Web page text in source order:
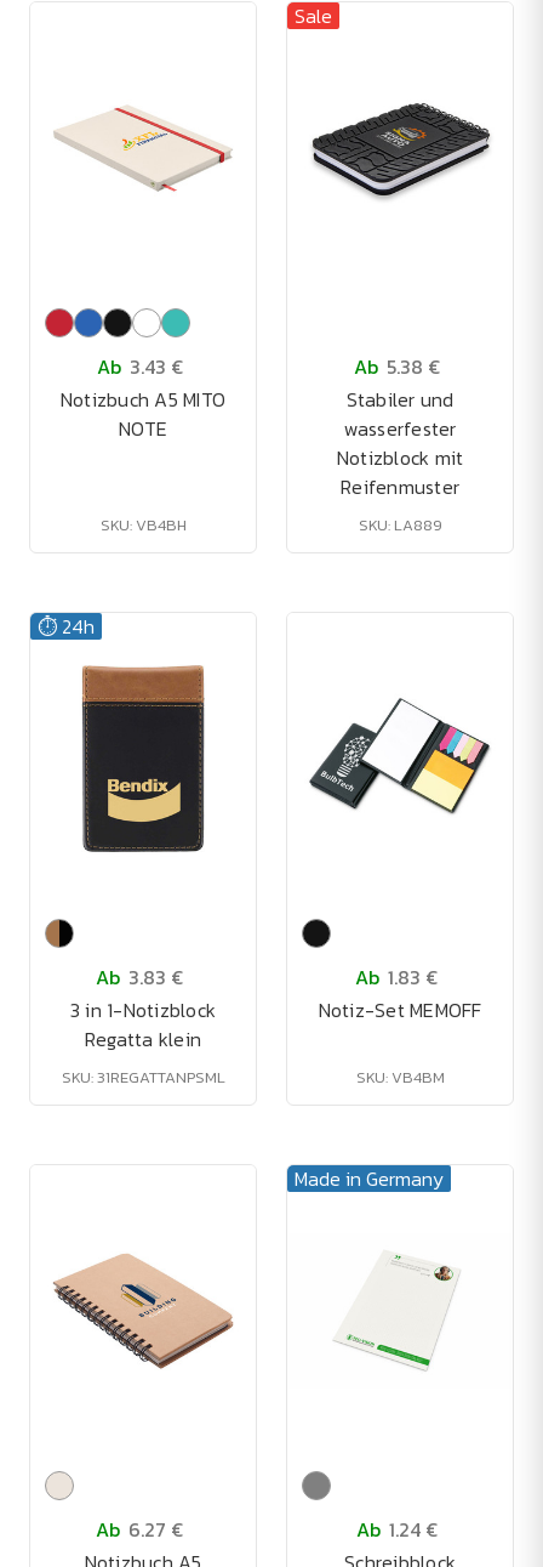
Ab 3.43 €
Notizbuch A5 MITO
NOTE
SKU: VB4BH
Sale
Ab 5.38 €
Stabiler und
wasserfester
Notizblock mit
Reifenmuster
SKU: LA889
⏱️ 24h
Ab 3.83 €
3 in 1-Notizblock
Regatta klein
SKU: 31REGATTANPSML
Ab 1.83 €
Notiz-Set MEMOFF
SKU: VB4BM
Ab 6.27 €
Made in Germany
Ab 1.24 €